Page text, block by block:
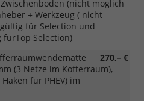
(nicht möglich
+ Werkzeug ( nicht
gültig für Selection und
fürTop Selection)
270,– €
(3 Netze im Kofferraum),
für PHEV) im